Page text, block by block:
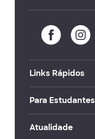
Links Rápidos
Para Estudantes
Atualidade